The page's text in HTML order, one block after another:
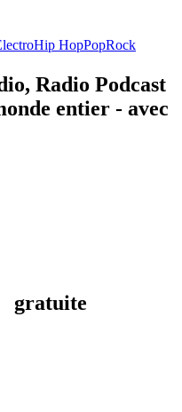
Hip HopPopRock
Radio Podcast
entier - avec
gratuite